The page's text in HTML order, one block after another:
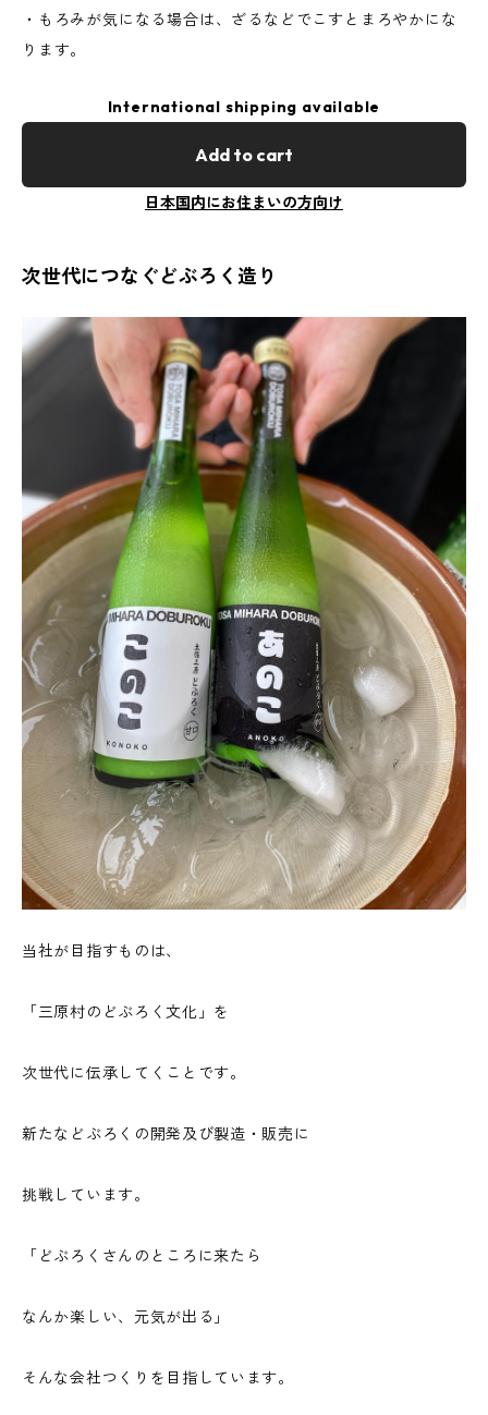
・もろみが気になる場合は、ざるなどでこすとまろやかにな
ります。
International shipping available
Add to cart
日本国内にお住まいの方向け
次世代につなぐどぶろく造り
当社が目指すものは、
「三原村のどぶろく文化」を
次世代に伝承してくことです。
新たなどぶろくの開発及び製造・販売に
挑戦しています。
「どぶろくさんのところに来たら
なんか楽しい、元気が出る」
そんな会社つくりを目指しています。